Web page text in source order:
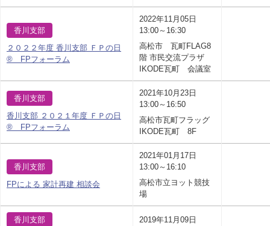
香川支部
２０２２年度 香川支部 ＦＰの日
® FPフォーラム
2022年11月05日
13:00～16:30
高松市 瓦町FLAG8
階 市民交流プラザ
IKODE瓦町 会議室
香川支部
香川支部 ２０２１年度 ＦＰの日
® FPフォーラム
2021年10月23日
13:00～16:50
高松市瓦町フラッグ
IKODE瓦町 8F
香川支部
FPによる 家計再建 相談会
2021年01月17日
13:00～16:10
高松市立ヨット競技
場
香川支部
2019年11月09日